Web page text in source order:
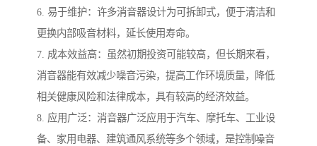
6. 易于维护：许多消音器设计为可拆卸式，便于清洁和
更换内部吸音材料，延长使用寿命。
7. 成本效益高：虽然初期投资可能较高，但长期来看，
消音器能有效减少噪音污染，提高工作环境质量，降低
相关健康风险和法律成本，具有较高的经济效益。
8. 应用广泛：消音器广泛应用于汽车、摩托车、工业设
备、家用电器、建筑通风系统等多个领域，是控制噪音